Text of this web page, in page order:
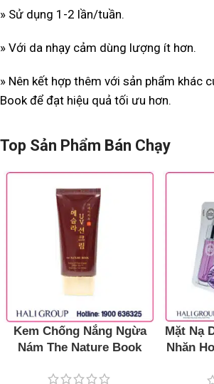
» Sử dụng 1-2 lần/tuần.
» Với da nhạy cảm dùng lượng ít hơn.
» Nên kết hợp thêm với sản phẩm khác
Book để đạt hiệu quả tối ưu hơn.
Top Sản Phẩm Bán Chạy
Kem Chống Nắng Ngừa
Nám The Nature Book
Mặt Nạ
Nhăn